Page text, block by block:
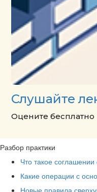
Слушайте
Оцените
Разбор практики
Что такое
Какие операции с
Новые правила